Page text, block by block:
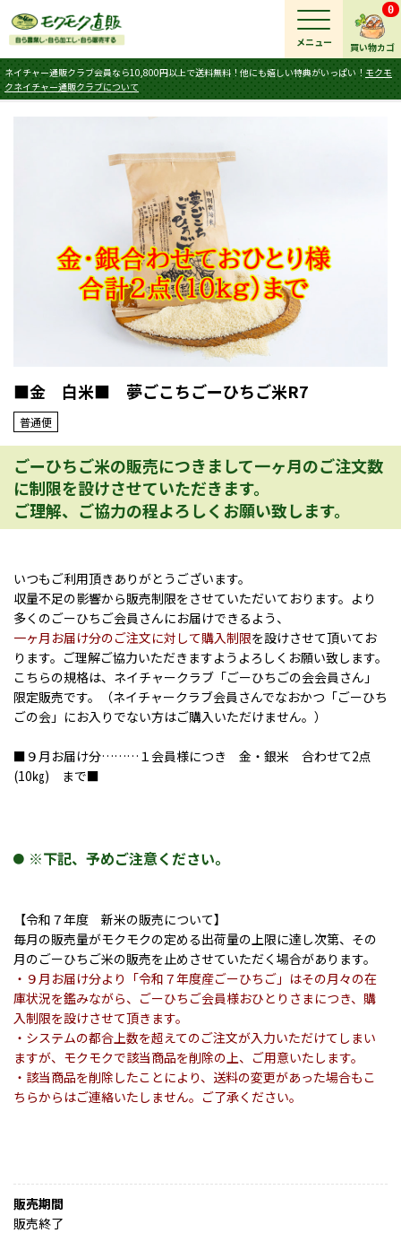
買い物カゴ
0
ネイチャー通販クラブ会員なら10,800円以上で送料無料！他にも嬉しい特典がいっぱい！ モクモ
クネイチャー通販クラブについて
メニュー
■金 白米■ 夢ごこちごーひちご米R7
普通便
ごーひちご米の販売につきまして一ヶ月のご注文数
に制限を設けさせていただきます。
ご理解、ご協力の程よろしくお願い致します。
いつもご利用頂きありがとうございます。
収量不足の影響から販売制限をさせていただいております。より
多くのごーひちご会員さんにお届けできるよう、
一ヶ月お届け分のご注文に対して購入制限を設けさせて頂いてお
ります。ご理解ご協力いただきますようよろしくお願い致します。
こちらの規格は、ネイチャークラブ「ごーひちごの会会員さん」
限定販売です。（ネイチャークラブ会員さんでなおかつ「ごーひち
ごの会」にお入りでない方はご購入いただけません。）
■９月お届け分………１会員様につき 金・銀米 合わせて2点
(10㎏) まで■
※下記、予めご注意ください。
【令和７年度 新米の販売について】
毎月の販売量がモクモクの定める出荷量の上限に達し次第、その
月のごーひちご米の販売を止めさせていただく場合があります。
・９月お届け分より「令和７年度産ごーひちご」はその月々の在
庫状況を鑑みながら、ごーひちご会員様おひとりさまにつき、購
入制限を設けさせて頂きます。
・システムの都合上数を超えてのご注文が入力いただけてしまい
ますが、モクモクで該当商品を削除の上、ご用意いたします。
・該当商品を削除したことにより、送料の変更があった場合もこ
ちらからはご連絡いたしません。ご了承ください。
販売期間
販売終了